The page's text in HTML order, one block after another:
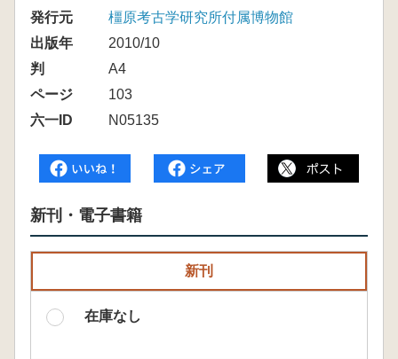
発行元
橿原考古学研究所付属博物館
出版年
2010/10
判
A4
ページ
103
六一ID
N05135
新刊・電子書籍
新刊
在庫なし